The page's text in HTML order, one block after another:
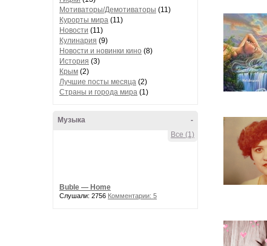
Мотиваторы/Демотиваторы (11)
Курорты мира (11)
Новости (11)
Кулинария (9)
Новости и новинки кино (8)
История (3)
Крым (2)
Лучшие посты месяца (2)
Страны и города мира (1)
-
Музыка
Все (1)
Buble — Home
Слушали: 2756 Комментарии: 5